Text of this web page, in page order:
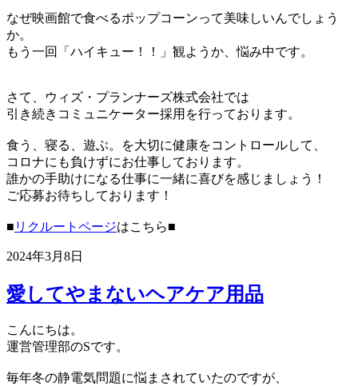
なぜ映画館で食べるポップコーンって美味しいんでしょう
か。
もう一回「ハイキュー！！」観ようか、悩み中です。
さて、ウィズ・プランナーズ株式会社では
引き続きコミュニケーター採用を行っております。
食う、寝る、遊ぶ。を大切に健康をコントロールして、
コロナにも負けずにお仕事しております。
誰かの手助けになる仕事に一緒に喜びを感じましょう！
ご応募お待ちしております！
■ リクルートページはこちら■
2024年3月8日
愛してやまないヘアケア用品
こんにちは。
運営管理部のSです。
毎年冬の静電気問題に悩まされていたのですが、